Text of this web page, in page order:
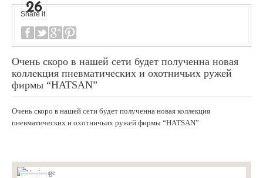
26
Share it
Очень скоро в нашей сети будет полученна новая
коллекция пневматических и охотничьих ружей
фирмы “HATSAN”
Очень скоро в нашей сети будет полученна новая коллекция
пневматических и охотничьих ружей фирмы “HATSAN”